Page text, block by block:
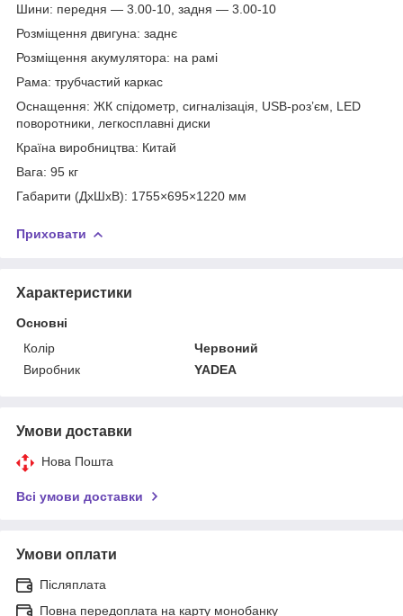
Шини: передня — 3.00-10, задня — 3.00-10
Розміщення двигуна: заднє
Розміщення акумулятора: на рамі
Рама: трубчастий каркас
Оснащення: ЖК спідометр, сигналізація, USB-роз’єм, LED
поворотники, легкосплавні диски
Країна виробництва: Китай
Вага: 95 кг
Габарити (ДхШхВ): 1755×695×1220 мм
Приховати
Характеристики
Основні
Колір
Червоний
Виробник
YADEA
Умови доставки
Нова Пошта
Всі умови доставки
Умови оплати
Післяплата
Повна передоплата на карту монобанку